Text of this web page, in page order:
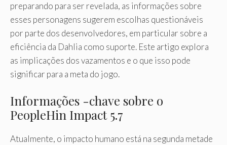
preparando para ser revelada, as informações sobre
esses personagens sugerem escolhas questionáveis ​​
por parte dos desenvolvedores, em particular sobre a
eficiência da Dahlia como suporte. Este artigo explora
as implicações dos vazamentos e o que isso pode
significar para a meta do jogo.
Informações -chave sobre o
PeopleHin Impact 5.7
Atualmente, o impacto humano está na segunda metade